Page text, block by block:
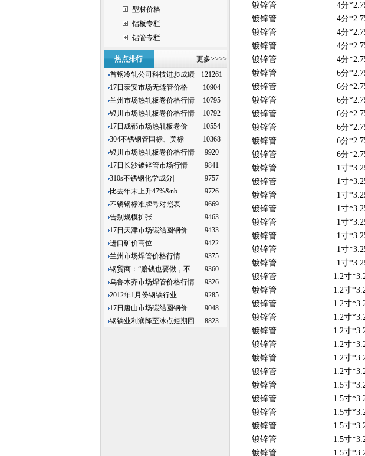
型材价格
铝板专栏
铝管专栏
热点排行
更多>>>>
首钢冷轧公司科技进步成绩
121261
17日泰安市场无缝管价格
10904
兰州市场热轧板卷价格行情
10795
银川市场热轧板卷价格行情
10792
17日成都市场热轧板卷价
10554
304不锈钢管国标、美标
10368
银川市场热轧板卷价格行情
9920
17日长沙镀锌管市场行情
9841
310s不锈钢化学成分|
9757
比去年末上升47%&nb
9726
不锈钢标准牌号对照表
9669
告别规模扩张
9463
17日天津市场碳结圆钢价
9433
进口矿价高位
9422
兰州市场焊管价格行情
9375
钢贸商：“赔钱也要做，不
9360
乌鲁木齐市场焊管价格行情
9326
2012年1月份钢铁行业
9285
17日唐山市场碳结圆钢价
9048
钢铁业利润降至冰点短期回
8823
镀锌管
4分
镀锌管
4分
镀锌管
4分
镀锌管
4分
镀锌管
4分
镀锌管
6分
镀锌管
6分
镀锌管
6分
镀锌管
6分
镀锌管
6分
镀锌管
6分
镀锌管
6分
镀锌管
1寸
镀锌管
1寸
镀锌管
1寸
镀锌管
1寸
镀锌管
1寸
镀锌管
1寸
镀锌管
1寸
镀锌管
1寸
镀锌管
1.2寸
镀锌管
1.2寸
镀锌管
1.2寸
镀锌管
1.2寸
镀锌管
1.2寸
镀锌管
1.2寸
镀锌管
1.2寸
镀锌管
1.2寸
镀锌管
1.5寸
镀锌管
1.5寸
镀锌管
1.5寸
镀锌管
1.5寸
镀锌管
1.5寸
镀锌管
1.5寸